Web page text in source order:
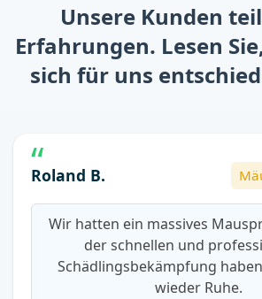
Unsere Kunden
Erfahrungen. Lesen
sich für uns
Roland B.
Wir hatten ein massives
der schnellen und
Schädlingsbekämpfung
wieder Ruhe.